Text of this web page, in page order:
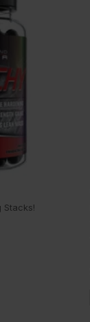
Stacks!